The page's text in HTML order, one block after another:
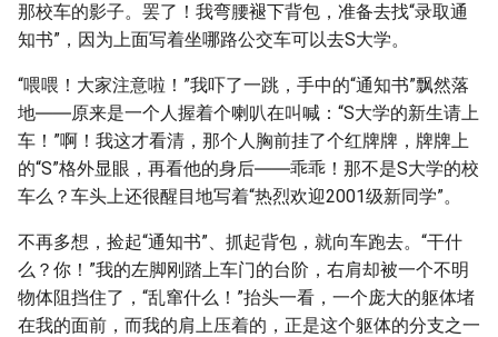
那校车的影子。罢了！我弯腰褪下背包，准备去找“录取通
知书”，因为上面写着坐哪路公交车可以去S大学。
“喂喂！大家注意啦！”我吓了一跳，手中的“通知书”飘然落
地――原来是一个人握着个喇叭在叫喊：“S大学的新生请上
车！”啊！我这才看清，那个人胸前挂了个红牌牌，牌牌上
的“S”格外显眼，再看他的身后――乖乖！那不是S大学的校
车么？车头上还很醒目地写着“热烈欢迎2001级新同学”。
不再多想，捡起“通知书”、抓起背包，就向车跑去。“干什
么？你！”我的左脚刚踏上车门的台阶，右肩却被一个不明
物体阻挡住了，“乱窜什么！”抬头一看，一个庞大的躯体堵
在我的面前，而我的肩上压着的，正是这个躯体的分支之一